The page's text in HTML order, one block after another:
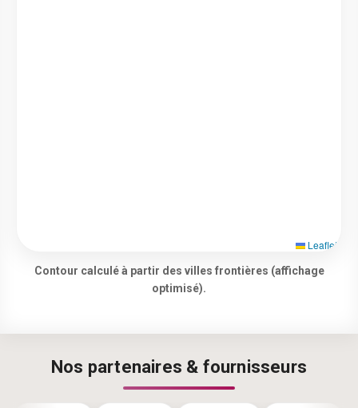
Leaflet
Contour calculé à partir des villes frontières (affichage
optimisé).
Nos partenaires & fournisseurs